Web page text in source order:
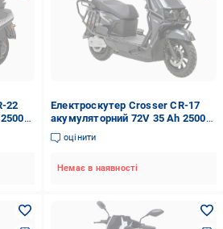
22
Електроскутер Crosser CR-17
акумуляторний 72V 35 Ah 2500W
Синій (2104619500)
оцінити
Немає в наявності